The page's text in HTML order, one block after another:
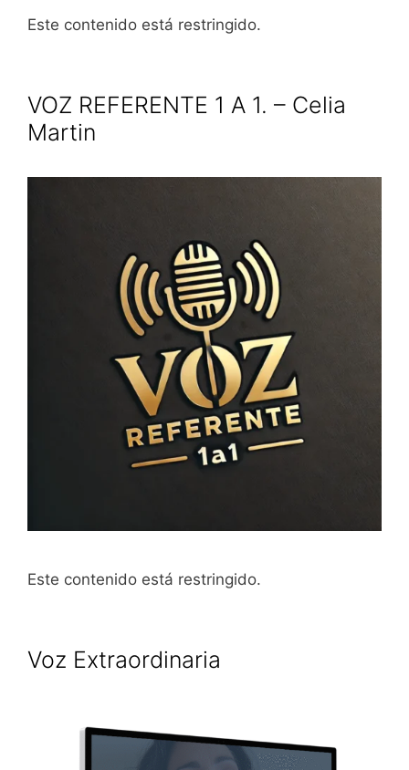
Este contenido está restringido.
VOZ REFERENTE 1 A 1. – Celia
Martin
Este contenido está restringido.
Voz Extraordinaria